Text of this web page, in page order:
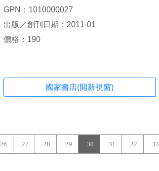
GPN：1010000027
出版／創刊日期：2011-01
價格：190
國家書店(開新視窗)
26 27 28 29 30 31 32 33